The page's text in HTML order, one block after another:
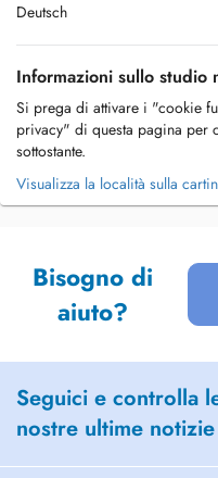
Deutsch
Informazioni sullo studio
Si prega di attivare i "cookie
privacy" di questa pagina per
sottostante.
Visualizza la località sulla
Bisogno di
aiuto?
Seguici e controlla
nostre ultime notizie